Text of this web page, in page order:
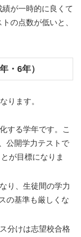
が一時的に良くて
の点数が低いと、
・6年）
ります。
する学年です。こ
公開学力テストで
が目標になりま
り、生徒間の学力
の基準も厳しくな
分けは志望校合格